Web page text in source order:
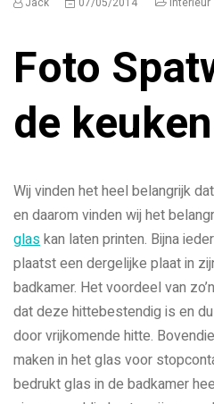
Foto
de keuken
Wij vinden het heel belangrijk
en daarom vinden wij het
glaskan laten printen. Bijna
plaatst een dergelijke plaat in
badkamer. Het voordeel van
dat deze hittebestendig is en
door vrijkomende hitte.
maken in het glas voor
bedrukt glas in de badkamer